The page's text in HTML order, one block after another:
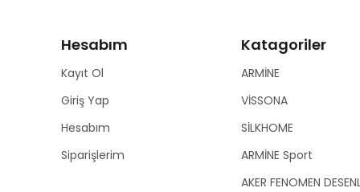
Hesabım
Kayıt Ol
Giriş Yap
Hesabım
Siparişlerim
Katagoriler
ARMİNE
VİSSONA
SİLKHOME
ARMİNE Sport
AKER FENOMEN